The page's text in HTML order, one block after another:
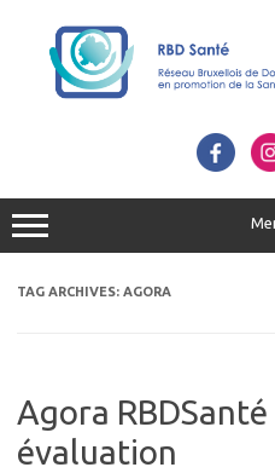
TAG ARCHIVES: AGORA
Agora
évaluation